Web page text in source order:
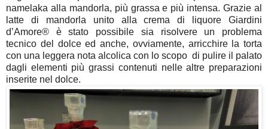
namelaka alla mandorla, più grassa e più intensa. Grazie al
latte di mandorla unito alla crema di liquore Giardini
d’Amore® è stato possibile sia risolvere un problema
tecnico del dolce ed anche, ovviamente, arricchire la torta
con una leggera nota alcolica con lo scopo di pulire il palato
dagli elementi più grassi contenuti nelle altre preparazioni
inserite nel dolce.